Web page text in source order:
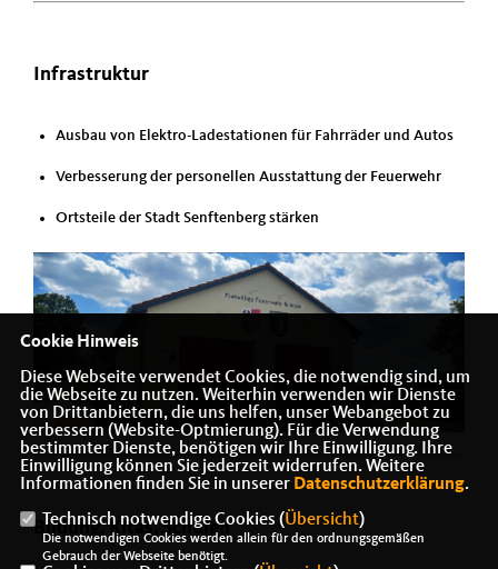
Infrastruktur
Ausbau von Elektro-Ladestationen für Fahrräder und Autos
Verbesserung der personellen Ausstattung der Feuerwehr
Ortsteile der Stadt Senftenberg stärken
Bildung, Kitas, Schulen
Cookie Hinweis
Diese Webseite verwendet Cookies, die notwendig sind, um
die Webseite zu nutzen. Weiterhin verwenden wir Dienste
von Drittanbietern, die uns helfen, unser Webangebot zu
verbessern (Website-Optmierung). Für die Verwendung
bestimmter Dienste, benötigen wir Ihre Einwilligung. Ihre
Einwilligung können Sie jederzeit widerrufen. Weitere
Informationen finden Sie in unserer Datenschutzerklärung.
Technisch notwendige Cookies (Übersicht)
Die notwendigen Cookies werden allein für den ordnungsgemäßen
Gebrauch der Webseite benötigt.